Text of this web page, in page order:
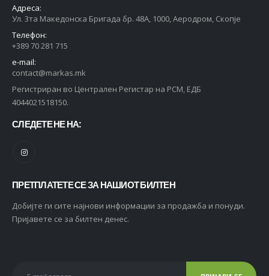
Адреса:
Ул. 3та Македонска Бригада бр. 48А, 1000, Аеродром, Скопје
Телефон:
+389 70 281 715
e-mail:
contact@markas.mk
Регистриран во Централен Регистар на РСМ, ЕДБ
4044021518150.
СЛЕДЕТЕ НЕ НА:
ПРЕТПЛАТЕТЕ СЕ ЗА НАШИОТ БИЛТЕН
Добијте ги сите најнови информации за продажба и понуди.
Пријавете се за билтен денес.